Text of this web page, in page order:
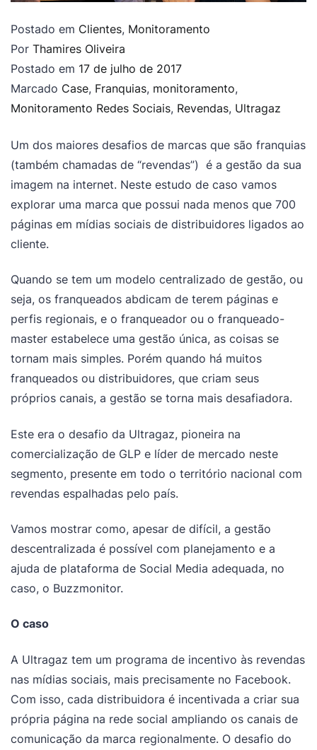
Postado em Clientes, Monitoramento
Por Thamires Oliveira
Postado em 17 de julho de 2017
Marcado Case, Franquias, monitoramento,
Monitoramento Redes Sociais, Revendas, Ultragaz
Um dos maiores desafios de marcas que são franquias
(também chamadas de “revendas”) é a gestão da sua
imagem na internet. Neste estudo de caso vamos
explorar uma marca que possui nada menos que 700
páginas em mídias sociais de distribuidores ligados ao
cliente.
Quando se tem um modelo centralizado de gestão, ou
seja, os franqueados abdicam de terem páginas e
perfis regionais, e o franqueador ou o franqueado-
master estabelece uma gestão única, as coisas se
tornam mais simples. Porém quando há muitos
franqueados ou distribuidores, que criam seus
próprios canais, a gestão se torna mais desafiadora.
Este era o desafio da Ultragaz, pioneira na
comercialização de GLP e líder de mercado neste
segmento, presente em todo o território nacional com
revendas espalhadas pelo país.
Vamos mostrar como, apesar de difícil, a gestão
descentralizada é possível com planejamento e a
ajuda de plataforma de Social Media adequada, no
caso, o Buzzmonitor.
O caso
A Ultragaz tem um programa de incentivo às revendas
nas mídias sociais, mais precisamente no Facebook.
Com isso, cada distribuidora é incentivada a criar sua
própria página na rede social ampliando os canais de
comunicação da marca regionalmente. O desafio do